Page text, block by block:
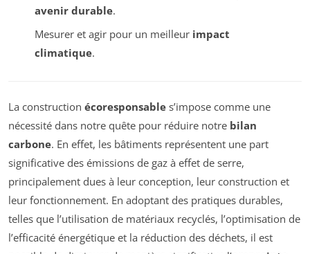
avenir durable.
Mesurer et agir pour un meilleur impact
climatique.
La construction écoresponsable s’impose comme une
nécessité dans notre quête pour réduire notre bilan
carbone. En effet, les bâtiments représentent une part
significative des émissions de gaz à effet de serre,
principalement dues à leur conception, leur construction et
leur fonctionnement. En adoptant des pratiques durables,
telles que l’utilisation de matériaux recyclés, l’optimisation de
l’efficacité énergétique et la réduction des déchets, il est